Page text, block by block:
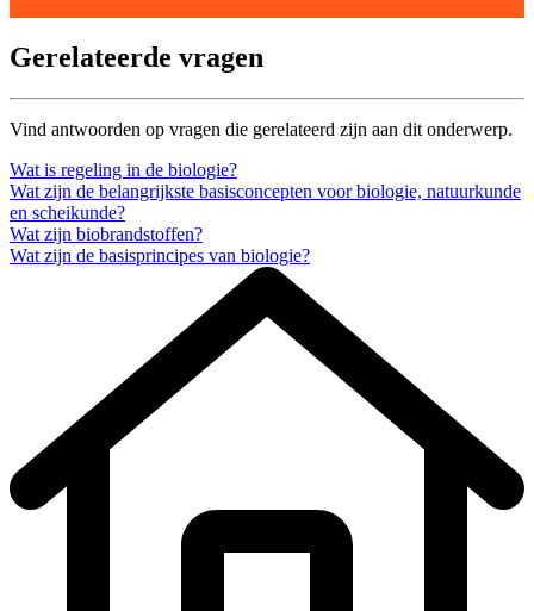
Gerelateerde vragen
Vind antwoorden op vragen die gerelateerd zijn aan dit onderwerp.
Wat is regeling in de biologie?
Wat zijn de belangrijkste basisconcepten voor biologie, natuurkunde
en scheikunde?
Wat zijn biobrandstoffen?
Wat zijn de basisprincipes van biologie?